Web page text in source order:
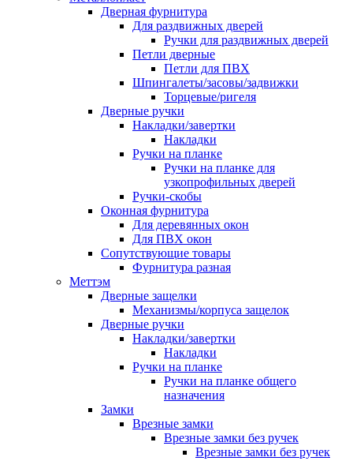
Дверная фурнитура
Для раздвижных дверей
Ручки для раздвижных дверей
Петли дверные
Петли для ПВХ
Шпингалеты/засовы/задвижки
Торцевые/ригеля
Дверные ручки
Накладки/завертки
Накладки
Ручки на планке
Ручки на планке для
узкопрофильных дверей
Ручки-скобы
Оконная фурнитура
Для деревянных окон
Для ПВХ окон
Сопутствующие товары
Фурнитура разная
Меттэм
Дверные защелки
Механизмы/корпуса защелок
Дверные ручки
Накладки/завертки
Накладки
Ручки на планке
Ручки на планке общего
назначения
Замки
Врезные замки
Врезные замки без ручек
Врезные замки без ручек